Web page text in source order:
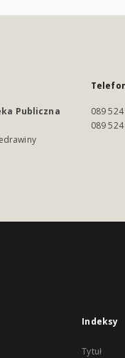
Publiczna
089
089
Indeksy
Tytuł